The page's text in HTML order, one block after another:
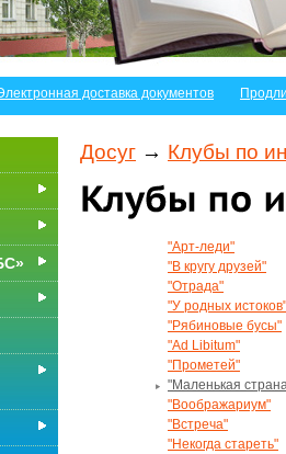
доставка документов
Досуг → Клубы по
"Арт-леди"
"В кругу друзей"
"Отрада"
"У родных истоков"
"Рябиновые бусы"
"Ad Libitum"
"Прометей"
"Маленькая
"Воображариум"
"Встреча"
"Некогда стареть"